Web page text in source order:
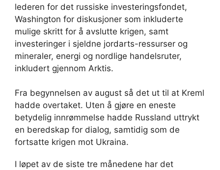
lederen for det russiske investeringsfondet,
Washington for diskusjoner som inkluderte
mulige skritt for å avslutte krigen, samt
investeringer i sjeldne jordarts-ressurser og
mineraler, energi og nordlige handelsruter,
inkludert gjennom Arktis.
Fra begynnelsen av august så det ut til at Kreml
hadde overtaket. Uten å gjøre en eneste
betydelig innrømmelse hadde Russland uttrykt
en beredskap for dialog, samtidig som de
fortsatte krigen mot Ukraina.
I løpet av de siste tre månedene har det